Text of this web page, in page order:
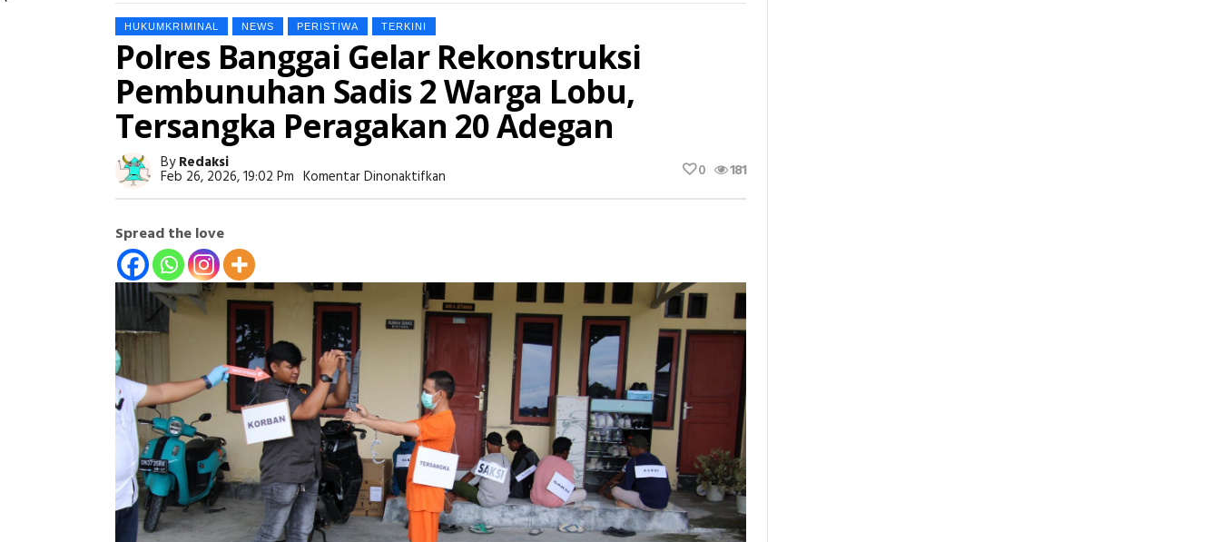
HUKUMKRIMINAL NEWS PERISTIWA TERKINI
Polres Banggai Gelar Rekonstruksi
Pembunuhan Sadis 2 Warga Lobu,
Tersangka Peragakan 20 Adegan
ByRedaksi
Feb 26, 2026, 19:02 Pm Komentar Dinonaktifkan
Banggai
2
Warga
Lobu,
Tersangka
Peragakan
Adegan
181
0
Spread the love